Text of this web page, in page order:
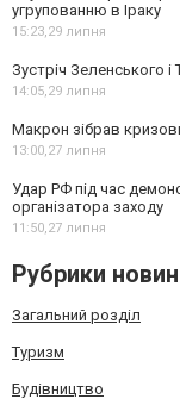
угрупованню в Іраку
15:23,29 липня
Зустріч Зеленського
14:05,29 липня
Макрон зібрав
13:00,27 липня
Удар РФ під час
організатора заходу
11:50,27 липня
Рубрики новин
Загальний розділ
Туризм
Будівництво